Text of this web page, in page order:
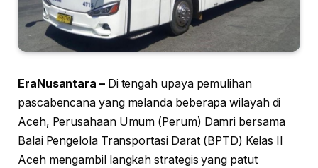
EraNusantara –Di tengah upaya pemulihan
pascabencana yang melanda beberapa wilayah di
Aceh, Perusahaan Umum (Perum) Damri bersama
Balai Pengelola Transportasi Darat (BPTD) Kelas II
Aceh mengambil langkah strategis yang patut